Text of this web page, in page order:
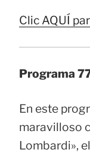
Clic AQUÍ
Programa
En este
maravilloso
Lombardi»,